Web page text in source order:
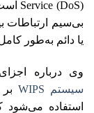
بی‌سیم ارتباطات
یا دائم به‌طور
وی درباره
سیستم WIPS
استفاده می‌شود